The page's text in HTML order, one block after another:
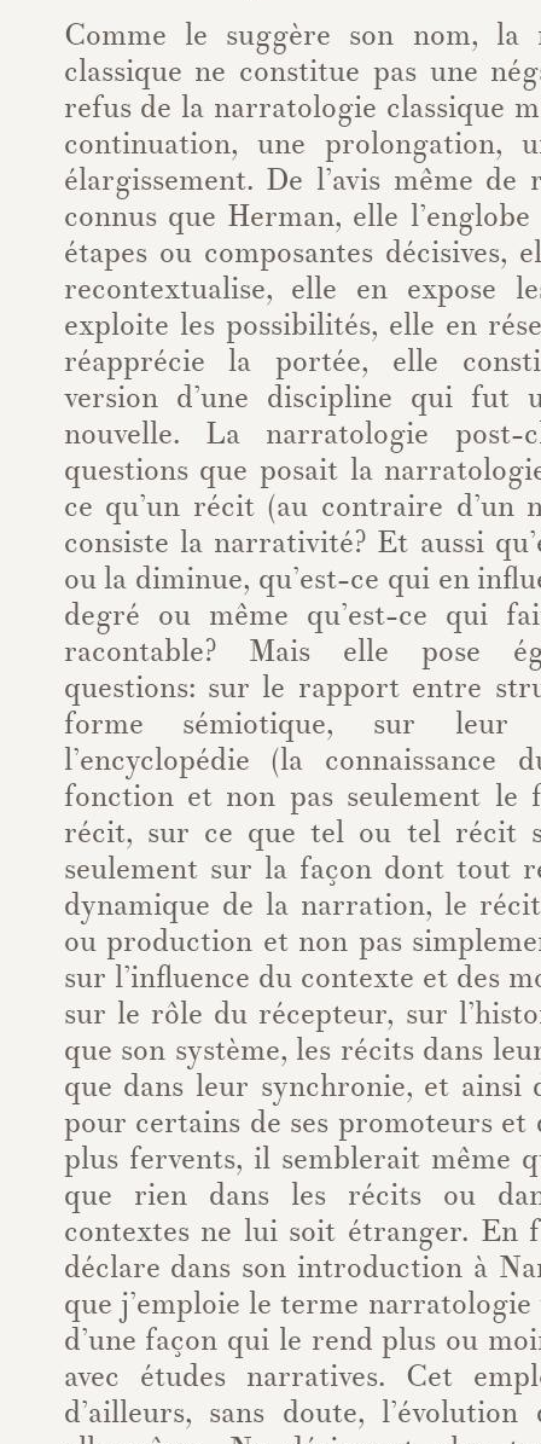
Comme le suggère son nom, la
classique ne constitue pas une
refus de la narratologie classique
continuation, une prolongation,
élargissement. De l’avis même de
connus que Herman, elle
étapes ou composantes décisives,
recontextualise, elle en expose
exploite les possibilités, elle en
réapprécie la portée, elle
version d’une discipline qui fut
nouvelle. La narratologie post-
questions que posait la
ce qu’un récit (au contraire d’un
consiste la narrativité? Et aussi
ou la diminue, qu’est-ce qui en
degré ou même qu’est-ce qui
racontable? Mais elle pose
questions: sur le rapport entre
forme sémiotique, sur leur
l’encyclopédie (la
fonction et non pas seulement le
récit, sur ce que tel ou tel récit
seulement sur la façon dont tout
dynamique de la narration, le
ou production et non pas
sur l’influence du contexte et des
sur le rôle du récepteur, sur
que son système, les récits dans
que dans leur synchronie, et ainsi
pour certains de ses promoteurs et
plus fervents, il semblerait même
que rien dans les récits ou
contextes ne lui soit étranger. En
déclare dans son introduction à
que j’emploie le terme
d’une façon qui le rend plus ou
avec études narratives. Cet
d’ailleurs, sans doute,